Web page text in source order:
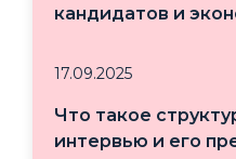
кандидатов и
17.09.2025
Что такое
интервью и его